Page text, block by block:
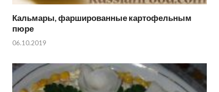
Кальмары, фаршированные картофельным
пюре
06.10.2019